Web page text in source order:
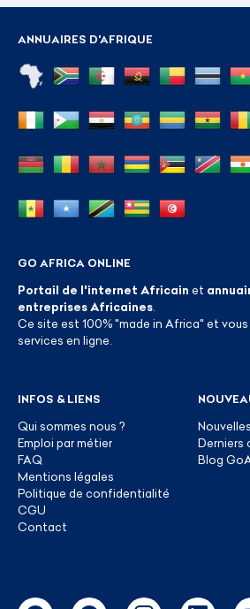
ANNUAIRES D'AFRIQUE
GO AFRICA ONLINE
Portail de l'internet Africain et
entreprises Africaines
Ce site est 100% "made in Africa" et
services en ligne.
INFOS & LIENS
Qui sommes nous ?
Emploi par métier
FAQ
Mentions légales
Politique de confidentialité
CGU
Contact
Derniers
Blog